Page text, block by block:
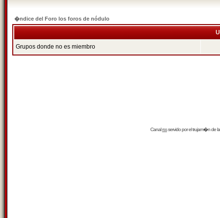
�ndice del Foro los foros de nódulo
Grupos donde no es miembro
Canalrssservido por eltrujam�nde